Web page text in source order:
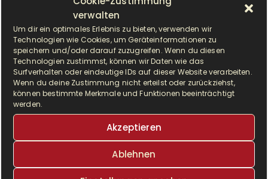
verwalten
Um dir ein optimales Erlebnis zu bieten, verwenden wir
Technologien wie Cookies, um Geräteinformationen zu
speichern und/oder darauf zuzugreifen. Wenn du diesen
Technologien zustimmst, können wir Daten wie das
Surfverhalten oder eindeutige IDs auf dieser Website verarbeiten.
Wenn du deine Zustimmung nicht erteilst oder zurückziehst,
können bestimmte Merkmale und Funktionen beeinträchtigt
werden.
Akzeptieren
Ablehnen
E
in weiches und fluffiges Brötchen belegt mit
einem Würstchen, Gurken und Zwiebeln.
Dazwischen schauen eine Senf/Majo Mischung
und Ketschup raus….